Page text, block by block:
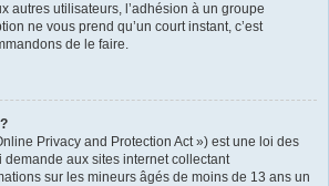
autres utilisateurs, l’adhésion à un groupe
ne vous prend qu’un court instant, c’est
de le faire.
Privacy and Protection Act ») est une loi des
demande aux sites internet collectant
sur les mineurs âgés de moins de 13 ans un